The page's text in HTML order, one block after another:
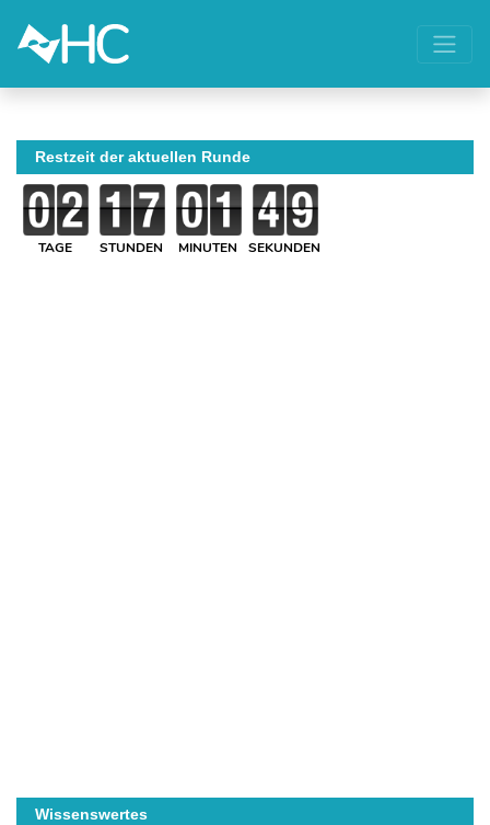
Restzeit der aktuellen Runde
TAGE STUNDEN MINUTEN SEKUNDEN
Wissenswertes